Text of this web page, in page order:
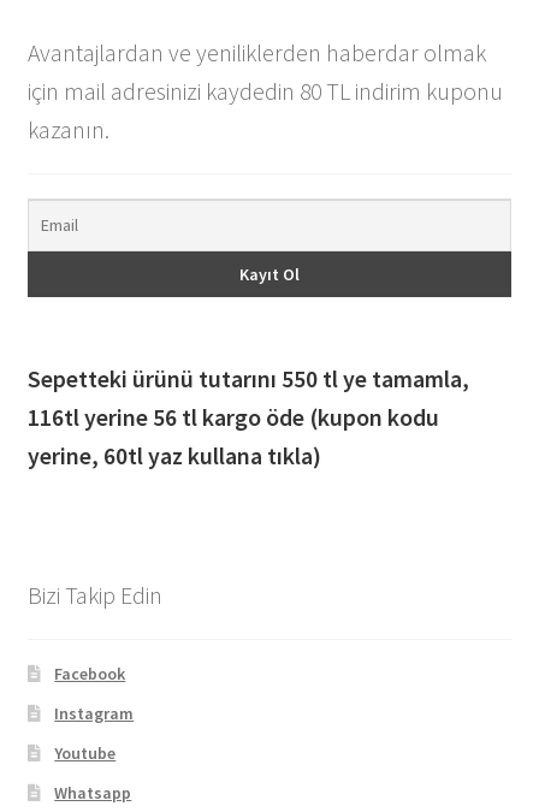
Avantajlardan ve yeniliklerden haberdar olmak
için mail adresinizi kaydedin 80 TL indirim kuponu
kazanın.
Sepetteki ürünü tutarını 550 tl ye tamamla,
116tl yerine 56 tl kargo öde (kupon kodu
yerine, 60tl yaz kullana tıkla)
Bizi Takip Edin
Facebook
Instagram
Youtube
Whatsapp